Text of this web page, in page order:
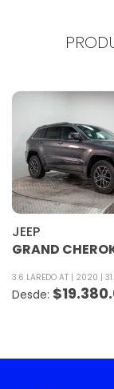
JEEP
GRAND
3.6 LAREDO AT 2020
$